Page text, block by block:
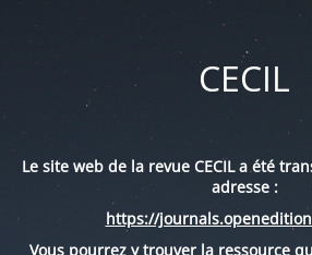
CECIL
Le site web de la revue CECIL a été
adresse :
https://
Vous pourrez y trouver la ressource